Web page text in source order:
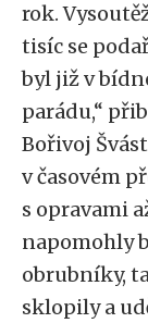
rok.
tisíc se
byl již v
parádu,“
Bořivoj
v časovém
s opravami
napomohly
obrubníky,
sklopily a